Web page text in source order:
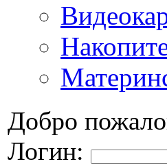
Добро
Логин: